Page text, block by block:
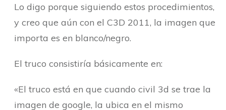
Lo digo porque siguiendo estos procedimientos,
y creo que aún con el C3D 2011, la imagen que
importa es en blanco/negro.
El truco consistiría básicamente en:
«El truco está en que cuando civil 3d se trae la
imagen de google, la ubica en el mismo